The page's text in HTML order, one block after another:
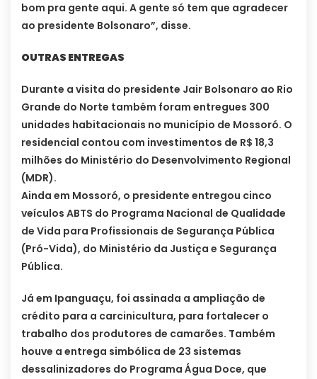
bom pra gente aqui. A gente só tem que agradecer
ao presidente Bolsonaro”, disse.
OUTRAS ENTREGAS
Durante a visita do presidente Jair Bolsonaro ao Rio
Grande do Norte também foram entregues 300
unidades habitacionais no município de Mossoró. O
residencial contou com investimentos de R$ 18,3
milhões do Ministério do Desenvolvimento Regional
(MDR).
Ainda em Mossoró, o presidente entregou cinco
veículos ABTS do Programa Nacional de Qualidade
de Vida para Profissionais de Segurança Pública
(Pró-Vida), do Ministério da Justiça e Segurança
Pública.
Já em Ipanguaçu, foi assinada a ampliação de
crédito para a carcinicultura, para fortalecer o
trabalho dos produtores de camarões. Também
houve a entrega simbólica de 23 sistemas
dessalinizadores do Programa Água Doce, que